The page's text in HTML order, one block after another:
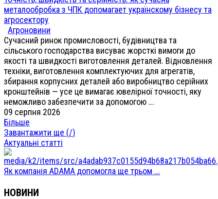
металообробка з ЧПК допомагает українскому бізнесу та
агросектору
Агроновини
Сучасний ринок промисловості, будівництва та
сільського господарства висуває жорсткі вимоги до
якості та швидкості виготовлення деталей. Відновлення
техніки, виготовлення комплектуючих для агрегатів,
збирання корпусних деталей або виробництво серійних
кронштейнів — усе це вимагає ювелірної точності, яку
неможливо забезпечити за допомогою ...
09 серпня 2026
Більше
Завантажити ще (/)
Актуальні статті
Як компанія ADAMA допомогла ще трьом ...
НОВИНИ